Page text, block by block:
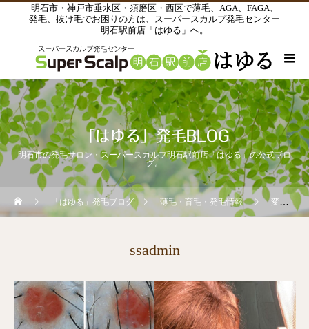
明石市・神戸市垂水区・須磨区・西区で薄毛、AGA、FAGA、
発毛、抜け毛でお困りの方は、スーパースカルプ発毛センター
明石駅前店「はゆる」へ。
「はゆる」発毛BLOG
明石市の発毛サロン・スーパースカルプ明石駅前店「はゆる」の公式ブロ
グ。
「はゆる」発毛ブログ 薄毛・育毛・発毛情報 変化が出てきました～！
ssadmin